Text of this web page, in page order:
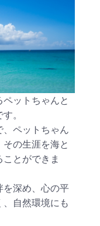
ットちゃんと
。
、ペットちゃん
の生涯を海と
とができま
を深め、心の平
自然環境にも